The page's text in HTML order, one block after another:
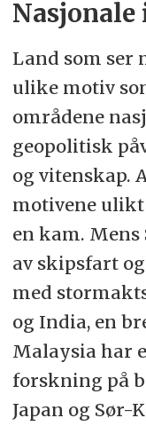
Nasjonale
Land som ser
ulike motiv
områdene
geopolitisk
og vitenskap.
motivene
en kam.
av skipsfart
med
og India, en
Malaysia har
forskning på
Japan og Sør-